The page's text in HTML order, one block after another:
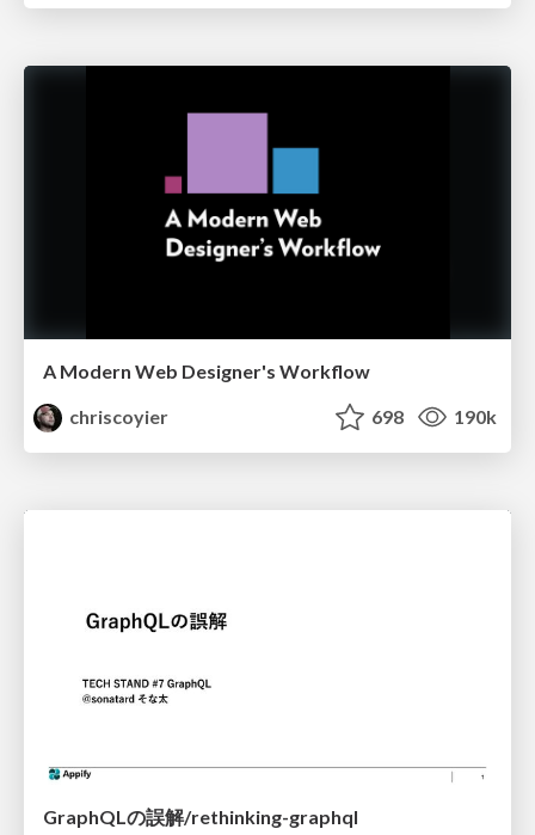
A Modern Web Designer's Workflow
chriscoyier
698 190k
GraphQLの誤解/rethinking-graphql